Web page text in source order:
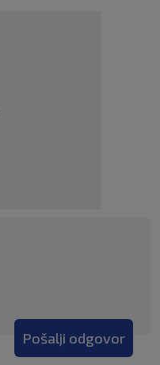
Pošalji odgovor